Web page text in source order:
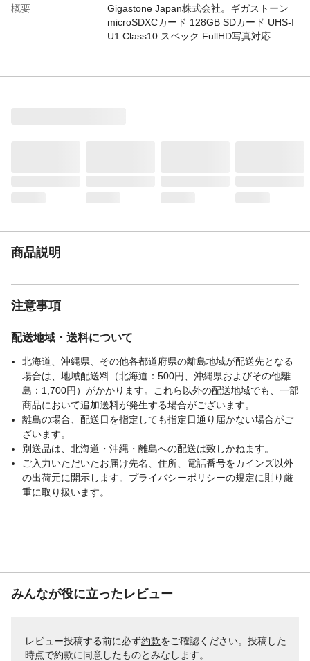
概要
Gigastone Japan株式会社。ギガストーン
microSDXCカード 128GB SDカード UHS-I
U1 Class10 スペック FullHD写真対応
商品説明
注意事項
配送地域・送料について
北海道、沖縄県、その他各都道府県の離島地域が配送先となる
場合は、地域配送料（北海道：500円、沖縄県およびその他離
島：1,700円）がかかります。これら以外の配送地域でも、一部
商品において追加送料が発生する場合がございます。
離島の場合、配送日を指定しても指定日通り届かない場合がご
ざいます。
別送品は、北海道・沖縄・離島への配送は致しかねます。
ご入力いただいたお届け先名、住所、電話番号をカインズ以外
の出荷元に開示します。プライバシーポリシーの規定に則り厳
重に取り扱います。
みんなが役に立ったレビュー
レビュー投稿する前に必ず約款をご確認ください。投稿した
時点で約款に同意したものとみなします。